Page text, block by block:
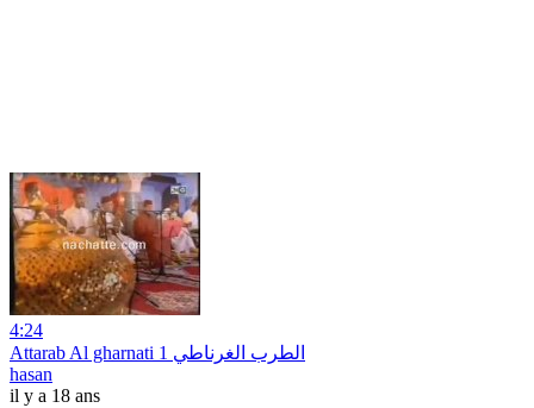
4:24
Attarab Al gharnati 1 الطرب الغرناطي
hasan
il y a 18 ans